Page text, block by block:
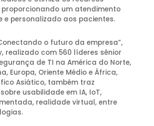
um atendimento
e personalizado aos pacientes.
o futuro da empresa”,
realizado com 560 líderes sênior
de TI na América do Norte,
Europa, Oriente Médio e África,
Asiático, também traz
usabilidade em IA, IoT,
realidade virtual, entre